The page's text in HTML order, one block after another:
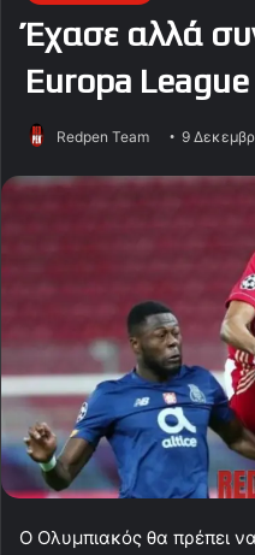
Έχασε αλλά
Europa League
Redpen Team 9
Ο Ολυμπιακός θα πρέπει